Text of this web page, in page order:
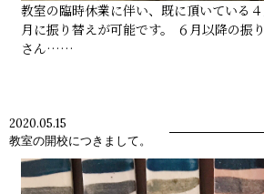
教室の臨時休業に伴い、既に頂いている
月に振り替えが可能です。 ６月以降の振
さん……
2020.05.15
教室の開校につきまして。